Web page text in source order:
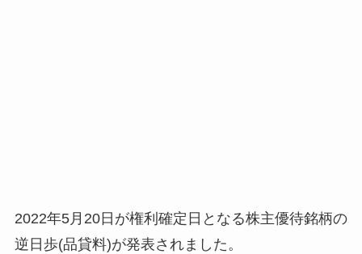
2022年5月20日が権利確定日となる株主優待銘柄の
逆日歩(品貸料)が発表されました。